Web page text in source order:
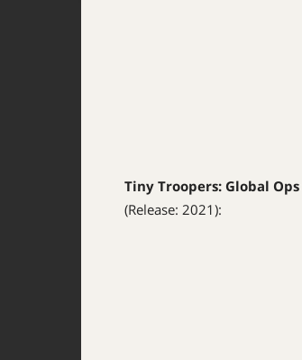
Tiny Troopers: Global Ops
(Release: 2021):